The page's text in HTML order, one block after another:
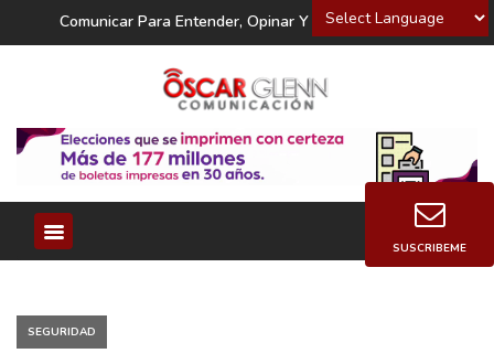
Powered by
Comunicar Para Entender, Opinar Y Decidir
SEGURIDAD
SUSCRIBEME